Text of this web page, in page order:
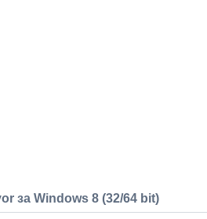
за Windows 8 (32/64 bit)